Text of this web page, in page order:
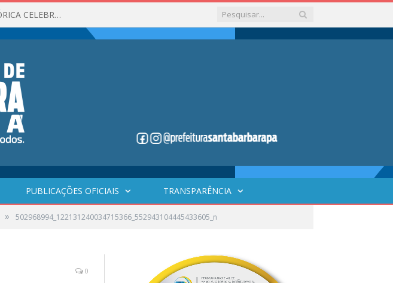
GAROTA VERÃO MAURÍCIA 2026: UMA NOITE HISTÓRICA CELEBROU A BELEZA, A CULTURA E O VERÃO DE SANTA BÁRBARA DO PARÁ!
PUBLICAÇÕES OFICIAIS TRANSPARÊNCIA
» 502968994_122131240034715366_552943104445433605_n
0